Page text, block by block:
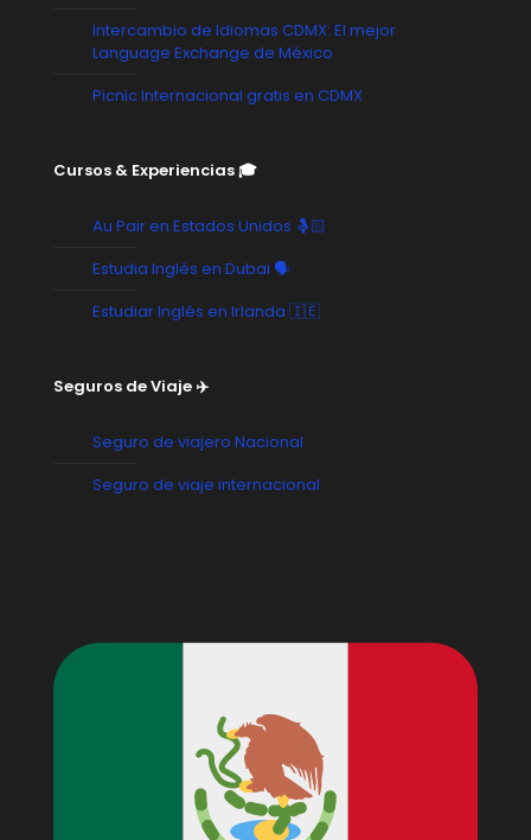
Intercambio de Idiomas CDMX: El mejor
Language Exchange de México
Picnic Internacional gratis en CDMX
Cursos & Experiencias 🎓
Au Pair en Estados Unidos 🤱🏻
Estudia Inglés en Dubai 🗣️
Estudiar Inglés en Irlanda 🇮🇪
Seguros de Viaje ✈️
Seguro de viajero Nacional
Seguro de viaje internacional